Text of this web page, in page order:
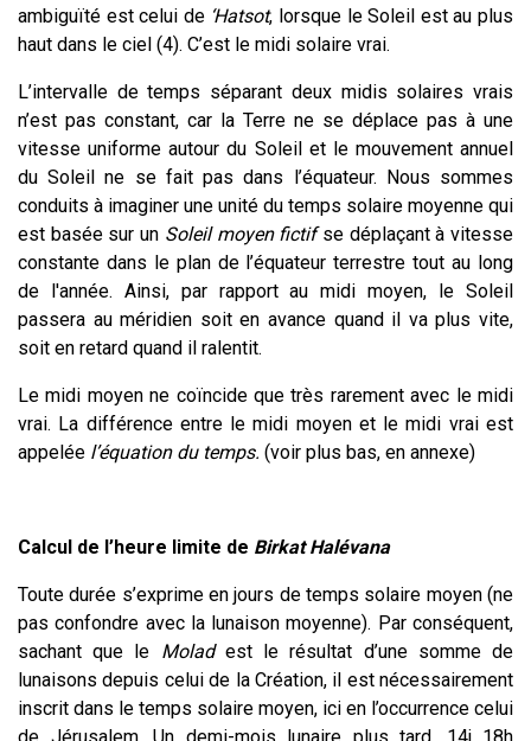
ambiguïté est celui de‘Hatsot, lorsque le Soleil est au plus
haut dans le ciel (4). C’est le midi solaire vrai.
L’intervalle de temps séparant deux midis solaires vrais
n’est pas constant, car la Terre ne se déplace pas à une
vitesse uniforme autour du Soleil et le mouvement annuel
du Soleil ne se fait pas dans l’équateur. Nous sommes
conduits à imaginer une unité du temps solaire moyenne qui
est basée sur un Soleil moyen fictifse déplaçant à vitesse
constante dans le plan de l’équateur terrestre tout au long
de l'année. Ainsi, par rapport au midi moyen, le Soleil
passera au méridien soit en avance quand il va plus vite,
soit en retard quand il ralentit.
Le midi moyen ne coïncide que très rarement avec le midi
vrai. La différence entre le midi moyen et le midi vrai est
appelée l’équation du temps. (voir plus bas, en annexe)
Calcul de l’heure limite de Birkat Halévana
Toute durée s’exprime en jours de temps solaire moyen (ne
pas confondre avec la lunaison moyenne). Par conséquent,
sachant que le Moladest le résultat d’une somme de
lunaisons depuis celui de la Création, il est nécessairement
inscrit dans le temps solaire moyen, ici en l’occurrence celui
de Jérusalem. Un demi-mois lunaire plus tard, 14j 18h